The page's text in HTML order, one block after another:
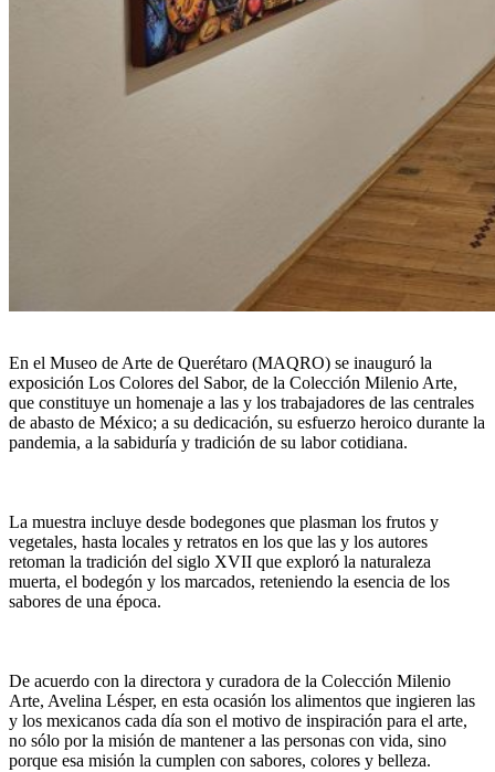
En el Museo de Arte de Querétaro (MAQRO) se inauguró la
exposición Los Colores del Sabor, de la Colección Milenio Arte,
que constituye un homenaje a las y los trabajadores de las centrales
de abasto de México; a su dedicación, su esfuerzo heroico durante la
pandemia, a la sabiduría y tradición de su labor cotidiana.
La muestra incluye desde bodegones que plasman los frutos y
vegetales, hasta locales y retratos en los que las y los autores
retoman la tradición del siglo XVII que exploró la naturaleza
muerta, el bodegón y los marcados, reteniendo la esencia de los
sabores de una época.
De acuerdo con la directora y curadora de la Colección Milenio
Arte, Avelina Lésper, en esta ocasión los alimentos que ingieren las
y los mexicanos cada día son el motivo de inspiración para el arte,
no sólo por la misión de mantener a las personas con vida, sino
porque esa misión la cumplen con sabores, colores y belleza.